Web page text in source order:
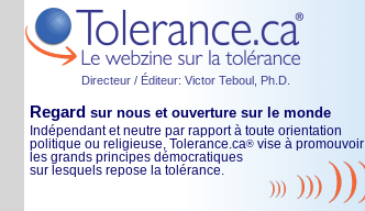
Directeur / Éditeur: Victor Teboul, Ph.D.
Regard sur nous et ouverture sur le monde
Indépendant et neutre par rapport à toute orientation
politique ou religieuse, Tolerance.ca® vise à promouvoir
les grands principes démocratiques
sur lesquels repose la tolérance.